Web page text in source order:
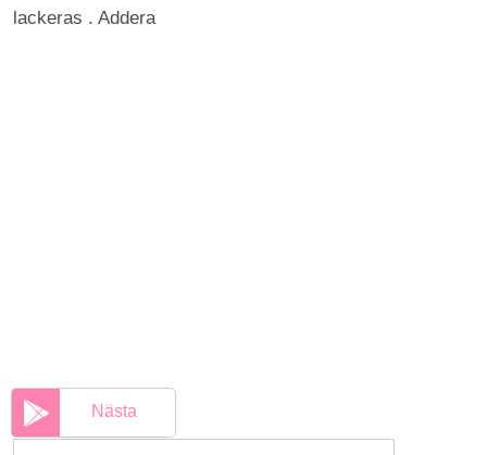
lackeras . Addera
Nästa